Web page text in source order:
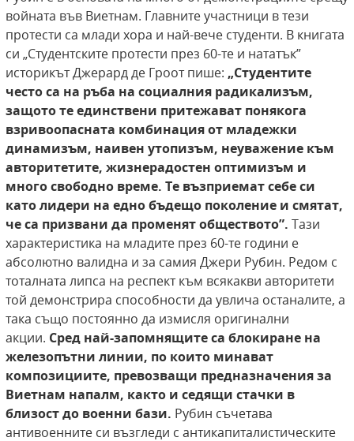
войната във Виетнам. Главните участници в тези
протести са млади хора и най-вече студенти. В книгата
си „Студентските протести през 60-те и нататък”
историкът Джерард де Гроот пише: „Студентите
често са на ръба на социалния радикализъм,
защото те единствени притежават понякога
взривоопасната комбинация от младежки
динамизъм, наивен утопизъм, неуважение към
авторитетите, жизнерадостен оптимизъм и
много свободно време. Те възприематсебе си
като лидери на едно бъдещо поколение и смятат,
че са призвани да променят обществото”. Тази
характеристика на младите през 60-те години е
абсолютно валидна и за самия Джери Рубин. Редом с
тоталната липса на респект към всякакви авторитети
той демонстрира способности да увлича останалите, а
така също постоянно да измисля оригинални
акции. Сред най-запомнящитеса блокиране на
железопътни линии, по които минават
композициите, превозващи предназначения за
Виетнам напалм, както и седящи стачки в
близост до военни бази. Рубин съчетава
антивоенните си възгледи с антикапиталистическите